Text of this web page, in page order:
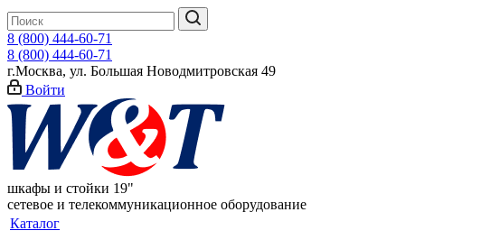
8 (800) 444-60-71
8 (800) 444-60-71
г.Москва, ул. Большая Новодмитровская 49
Войти
шкафы и стойки 19"
сетевое и телекоммуникационное оборудование
Каталог